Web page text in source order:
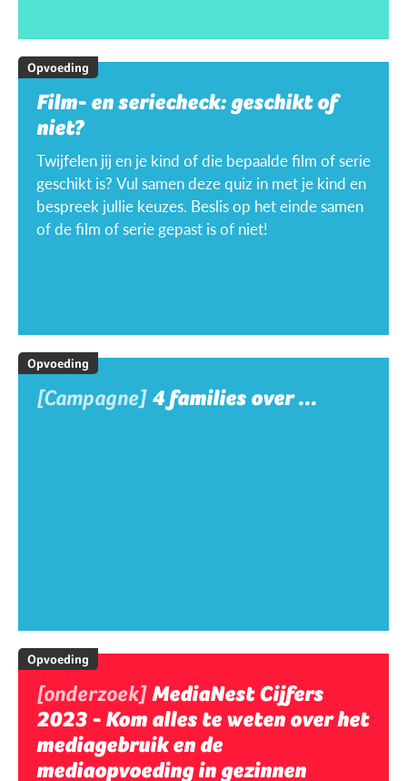
Opvoeding
Film- en seriecheck: geschikt of
niet?
Twijfelen jij en je kind of die bepaalde film of serie
geschikt is? Vul samen deze quiz in met je kind en
bespreek jullie keuzes. Beslis op het einde samen
of de film of serie gepast is of niet!
Opvoeding
[Campagne] 4 families over ...
Opvoeding
[onderzoek]MediaNest Cijfers
2023 - Kom alles te weten over het
mediagebruik en de
mediaopvoeding in gezinnen